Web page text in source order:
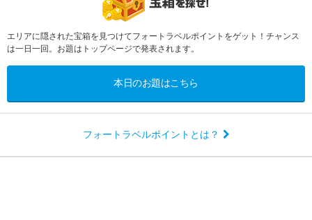
エリアに隠された宝箱を見つけてフォートラベルポイントをゲット！チャンス
は一日一回。お題はトップページで発表されます。
本日のお題はこちら
フォートラベルポイントとは？